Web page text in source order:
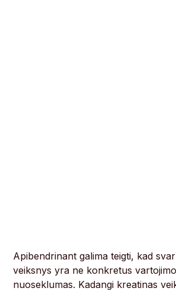
Apibendrinant galima teigti, kad
veiksnys yra ne konkretus
nuoseklumas. Kadangi kreatinas